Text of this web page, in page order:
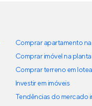
Comprar apartamento
Comprar imóvel na planta
Comprar terreno em
Investir em imóveis
Tendências do mercado